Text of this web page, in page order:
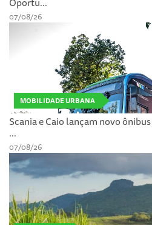
07/08/26
MOBILIDADE URBANA
Scania e Caio lançam novo
...
07/08/26